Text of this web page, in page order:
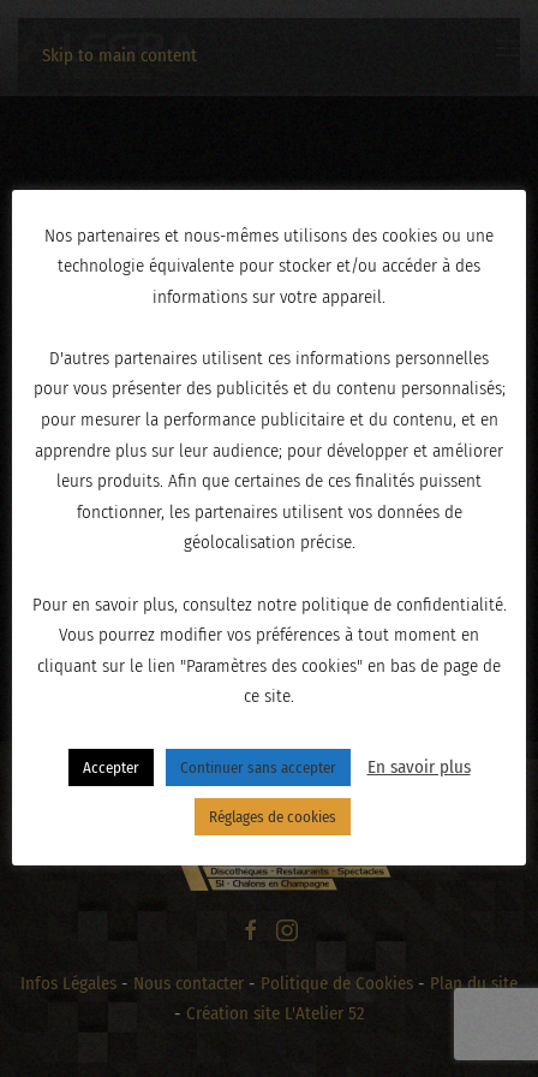
Skip to main content
AN0A2727
ÉCRIT LEJANVIER 20, 2026 .
« PRÉCÉDENT
Infos Légales - Nous contacter - Politique de Cookies - Plan du site
- Création site L'Atelier 52
Nos partenaires et nous-mêmes utilisons des cookies ou une
technologie équivalente pour stocker et/ou accéder à des
informations sur votre appareil.
D'autres partenaires utilisent ces informations personnelles
pour vous présenter des publicités et du contenu personnalisés;
pour mesurer la performance publicitaire et du contenu, et en
apprendre plus sur leur audience; pour développer et améliorer
leurs produits. Afin que certaines de ces finalités puissent
fonctionner, les partenaires utilisent vos données de
géolocalisation précise.
Pour en savoir plus, consultez notre politique de confidentialité.
Vous pourrez modifier vos préférences à tout moment en
cliquant sur le lien "Paramètres des cookies" en bas de page de
ce site.
Accepter Continuer sans accepter En savoir plus
Réglages de cookies